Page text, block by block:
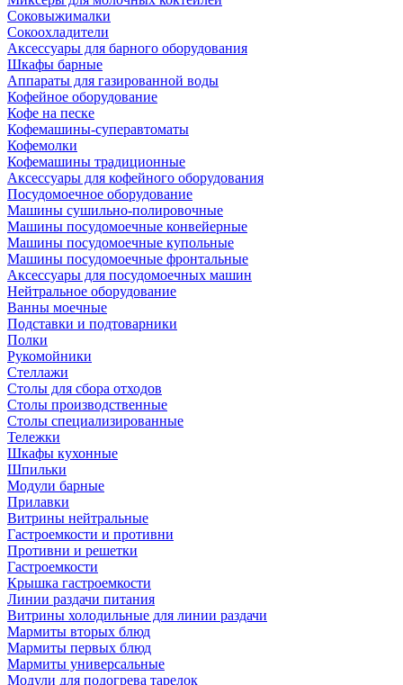
Соковыжималки
Сокоохладители
Аксессуары для барного оборудования
Шкафы барные
Аппараты для газированной воды
Кофейное оборудование
Кофе на песке
Кофемашины-суперавтоматы
Кофемолки
Кофемашины традиционные
Аксессуары для кофейного оборудования
Посудомоечное оборудование
Машины сушильно-полировочные
Машины посудомоечные конвейерные
Машины посудомоечные купольные
Машины посудомоечные фронтальные
Аксессуары для посудомоечных машин
Нейтральное оборудование
Ванны моечные
Подставки и подтоварники
Полки
Рукомойники
Стеллажи
Столы для сбора отходов
Столы производственные
Столы специализированные
Тележки
Шкафы кухонные
Шпильки
Модули барные
Прилавки
Витрины нейтральные
Гастроемкости и противни
Противни и решетки
Гастроемкости
Крышка гастроемкости
Линии раздачи питания
Витрины холодильные для линии раздачи
Мармиты вторых блюд
Мармиты первых блюд
Мармиты универсальные
Модули для подогрева тарелок